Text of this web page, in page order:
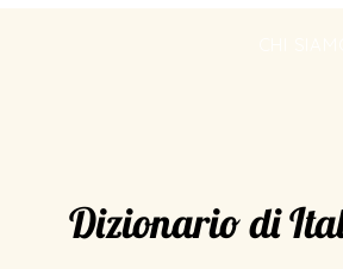
Dizionario di